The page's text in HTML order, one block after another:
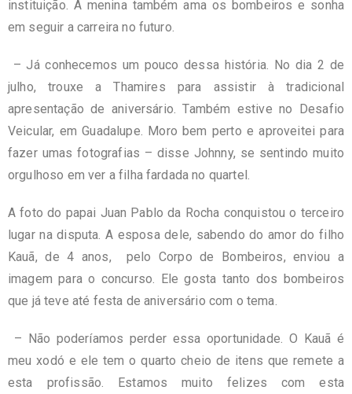
instituição. A menina também ama os bombeiros e sonha
em seguir a carreira no futuro.
– Já conhecemos um pouco dessa história. No dia 2 de
julho, trouxe a Thamires para assistir à tradicional
apresentação de aniversário. Também estive no Desafio
Veicular, em Guadalupe. Moro bem perto e aproveitei para
fazer umas fotografias – disse Johnny, se sentindo muito
orgulhoso em ver a filha fardada no quartel.
A foto do papai Juan Pablo da Rocha conquistou o terceiro
lugar na disputa. A esposa dele, sabendo do amor do filho
Kauã, de 4 anos, pelo Corpo de Bombeiros, enviou a
imagem para o concurso. Ele gosta tanto dos bombeiros
que já teve até festa de aniversário com o tema.
– Não poderíamos perder essa oportunidade. O Kauã é
meu xodó e ele tem o quarto cheio de itens que remete a
esta profissão. Estamos muito felizes com esta